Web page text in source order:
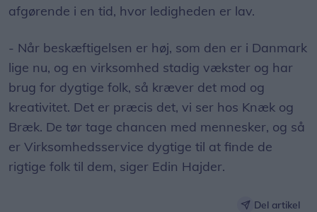
afgørende i en tid, hvor ledigheden er lav.
- Når beskæftigelsen er høj, som den er i Danmark
lige nu, og en virksomhed stadig vækster og har
brug for dygtige folk, så kræver det mod og
kreativitet. Det er præcis det, vi ser hos Knæk og
Bræk. De tør tage chancen med mennesker, og så
er Virksomhedsservice dygtige til at finde de
rigtige folk til dem, siger Edin Hajder.
Del artikel